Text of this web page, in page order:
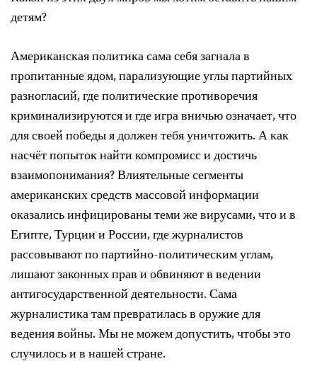
детям?
Американская политика сама себя загнала в
пропитанные ядом, парализующие углы партийных
разногласий, где политические противоречия
криминализируются и где игра вничью означает, что
для своей победы я должен тебя уничтожить. А как
насчёт попыток найти компромисс и достичь
взаимопонимания? Влиятельные сегменты
американских средств массовой информации
оказались инфицированы теми же вирусами, что и в
Египте, Турции и России, где журналистов
рассовывают по партийно-политическим углам,
лишают законных прав и обвиняют в ведении
антигосударственной деятельности. Сама
журналистика там превратилась в оружие для
ведения войны. Мы не можем допустить, чтобы это
случилось и в нашей стране.